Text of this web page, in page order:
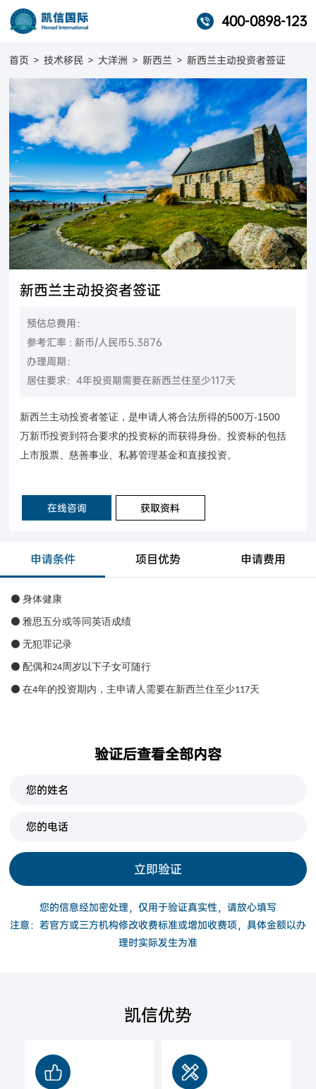
400-0898-123
首页 > 技术移民 > 大洋洲 > 新西兰 > 新西兰主动投资者签证
新西兰主动投资者签证
预估总费用：
参考汇率 : 新币/人民币5.3876
办理周期：
居住要求：4年投资期需要在新西兰住至少117天
新西兰主动投资者签证，是申请人将合法所得的500万-1500
万新币投资到符合要求的投资标的而获得身份。投资标的包括
上市股票、慈善事业、私募管理基金和直接投资。
在线咨询 获取资料
申请条件 项目优势 申请费用
⚫ 身体健康
⚫ 雅思五分或等同英语成绩
⚫ 无犯罪记录
⚫ 配偶和24周岁以下子女可随行
⚫ 在4年的投资期内，主申请人需要在新西兰住至少117天
验证后查看全部内容
立即验证
您的信息经加密处理，仅用于验证真实性，请放心填写
注意：若官方或三方机构修改收费标准或增加收费项，具体金额以办
理时实际发生为准
凯信优势